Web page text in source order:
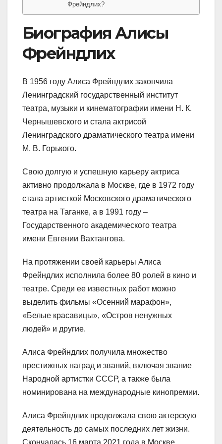
Фрейндлих?
Биография Алисы
Фрейндлих
В 1956 году Алиса Фрейндлих закончила
Ленинградский государственный институт
театра, музыки и кинематографии имени Н. К.
Чернышевского и стала актрисой
Ленинградского драматического театра имени
М. В. Горького.
Свою долгую и успешную карьеру актриса
активно продолжала в Москве, где в 1972 году
стала артисткой Московского драматического
театра на Таганке, а в 1991 году –
Государственного академического театра
имени Евгении Вахтангова.
На протяжении своей карьеры Алиса
Фрейндлих исполнила более 80 ролей в кино и
театре. Среди ее известных работ можно
выделить фильмы «Осенний марафон»,
«Белые красавицы», «Остров ненужных
людей» и другие.
Алиса Фрейндлих получила множество
престижных наград и званий, включая звание
Народной артистки СССР, а также была
номинирована на международные кинопремии.
Алиса Фрейндлих продолжала свою актерскую
деятельность до самых последних лет жизни.
Скончалась 16 марта 2021 года в Москве.